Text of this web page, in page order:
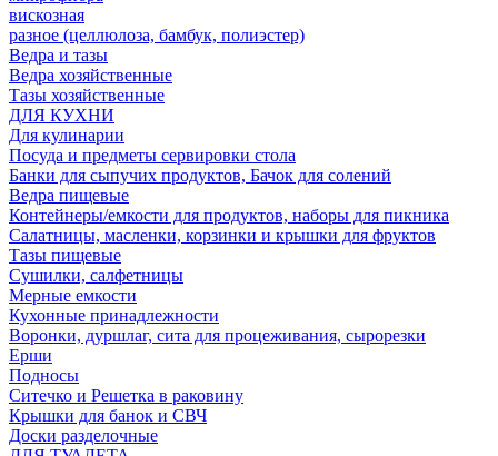
вискозная
разное (целлюлоза, бамбук, полиэстер)
Ведра и тазы
Ведра хозяйственные
Тазы хозяйственные
ДЛЯ КУХНИ
Для кулинарии
Посуда и предметы сервировки стола
Банки для сыпучих продуктов, Бачок для солений
Ведра пищевые
Контейнеры/емкости для продуктов, наборы для пикника
Салатницы, масленки, корзинки и крышки для фруктов
Тазы пищевые
Сушилки, салфетницы
Мерные емкости
Кухонные принадлежности
Воронки, дуршлаг, сита для процеживания, сырорезки
Ерши
Подносы
Ситечко и Решетка в раковину
Крышки для банок и СВЧ
Доски разделочные